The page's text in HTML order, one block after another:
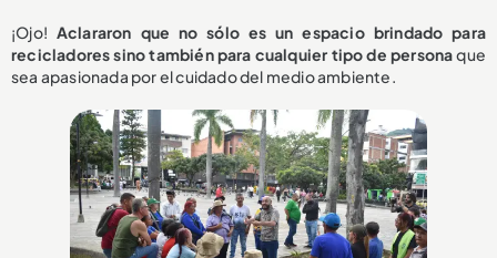
¡Ojo! Aclararon que no sólo es un espacio brindado para
recicladores sino también para cualquier tipo de personaque
sea apasionada por el cuidado del medio ambiente.